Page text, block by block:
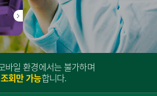
바일 환경에서는 불가하며
회만 가능합니다.